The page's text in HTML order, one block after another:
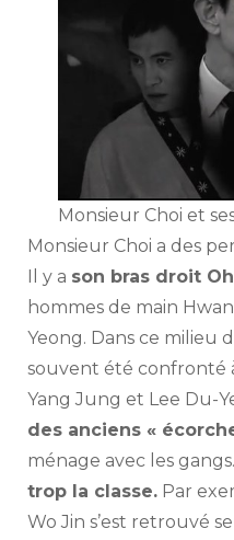
Monsieur Choi et
Monsieur Choi a des
Il y a son bras droit
hommes de main
Yeong. Dans ce milieu
souvent été confronté
Yang Jung et Lee Du-
des anciens «
ménage avec les
trop la classe. Par
Wo Jin s’est retrouvé